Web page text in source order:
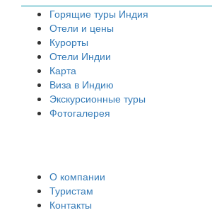
Горящие туры Индия
Отели и цены
Курорты
Отели Индии
Карта
Виза в Индию
Экскурсионные туры
Фотогалерея
О компании
Туристам
Контакты